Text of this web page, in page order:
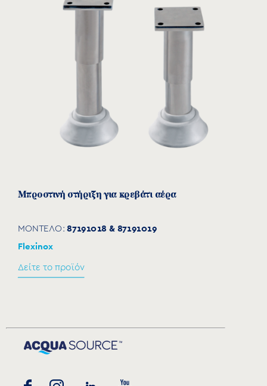
Μπροστινή στήριξη για κρεβάτι αέρα
ΜΟΝΤΕΛΟ:87191018 & 87191019
Flexinox
Δείτε το προϊόν